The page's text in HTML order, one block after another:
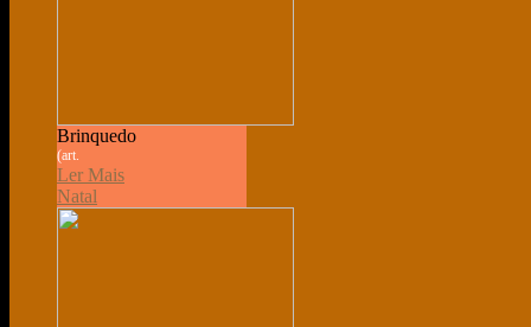
Brinquedo
(art.
Ler Mais
Natal